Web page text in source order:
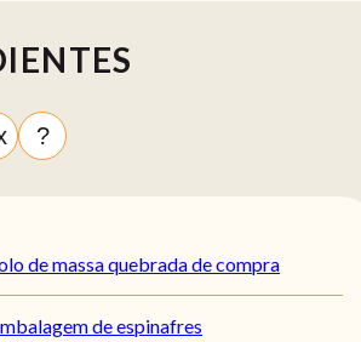
?
de massa quebrada de compra
de espinafres